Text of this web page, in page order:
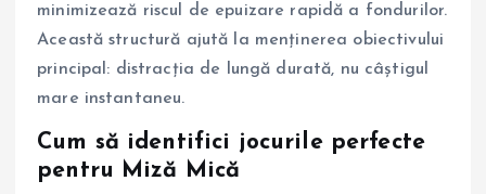
minimizează riscul de epuizare rapidă a fondurilor.
Această structură ajută la menținerea obiectivului
principal: distracția de lungă durată, nu câștigul
mare instantaneu.
Cum să identifici jocurile perfecte
pentru Miză Mică